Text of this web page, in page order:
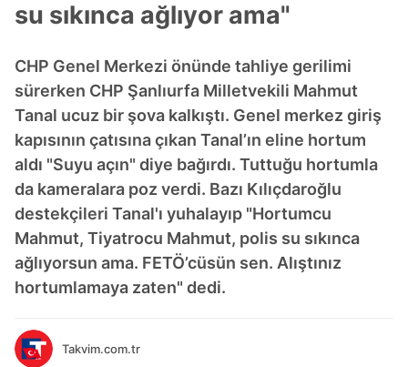
su sıkınca ağlıyor ama"
CHP Genel Merkezi önünde tahliye gerilimi
sürerken CHP Şanlıurfa Milletvekili Mahmut
Tanal ucuz bir şova kalkıştı. Genel merkez giriş
kapısının çatısına çıkan Tanal’ın eline hortum
aldı "Suyu açın" diye bağırdı. Tuttuğu hortumla
da kameralara poz verdi. Bazı Kılıçdaroğlu
destekçileri Tanal'ı yuhalayıp "Hortumcu
Mahmut, Tiyatrocu Mahmut, polis su sıkınca
ağlıyorsun ama. FETÖ’cüsün sen. Alıştınız
hortumlamaya zaten" dedi.
Takvim.com.tr